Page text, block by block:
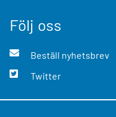
Följ oss
Beställ nyhetsbrev
Twitter